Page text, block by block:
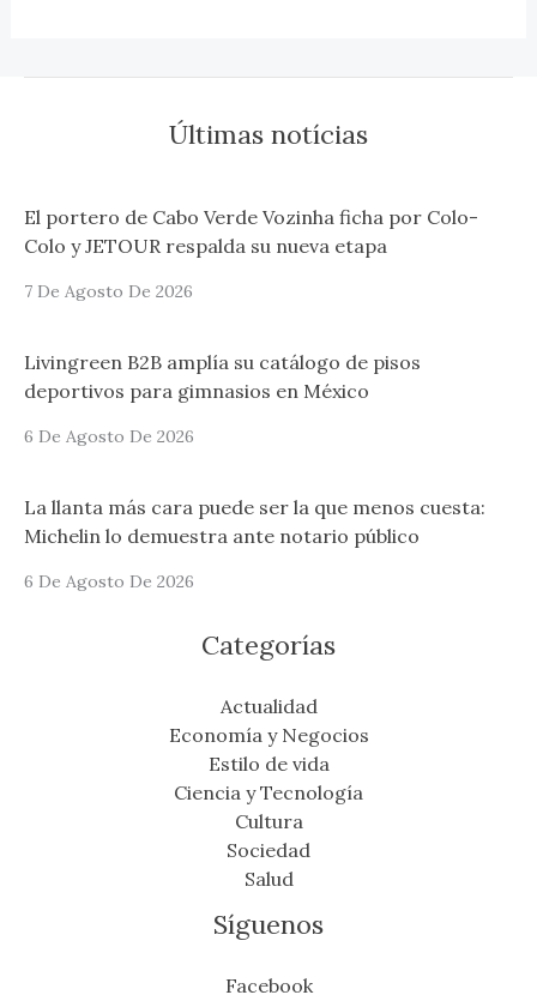
Últimas notícias
El portero de Cabo Verde Vozinha ficha por Colo-
Colo y JETOUR respalda su nueva etapa
7 De Agosto De 2026
Livingreen B2B amplía su catálogo de pisos
deportivos para gimnasios en México
6 De Agosto De 2026
La llanta más cara puede ser la que menos cuesta:
Michelin lo demuestra ante notario público
6 De Agosto De 2026
Categorías
Actualidad
Economía y Negocios
Estilo de vida
Ciencia y Tecnología
Cultura
Sociedad
Salud
Síguenos
Facebook